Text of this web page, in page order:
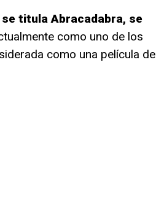
se titula Abracadabra, se
como uno de los
como una película de